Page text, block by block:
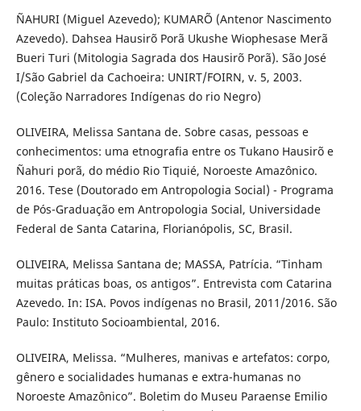
ÑAHURI (Miguel Azevedo); KUMARÕ (Antenor Nascimento
Azevedo). Dahsea Hausirõ Porã Ukushe Wiophesase Merã
Bueri Turi (Mitologia Sagrada dos Hausirõ Porã). São José
I/São Gabriel da Cachoeira: UNIRT/FOIRN, v. 5, 2003.
(Coleção Narradores Indígenas do rio Negro)
OLIVEIRA, Melissa Santana de. Sobre casas, pessoas e
conhecimentos: uma etnografia entre os Tukano Hausirõ e
Ñahuri porã, do médio Rio Tiquié, Noroeste Amazônico.
2016. Tese (Doutorado em Antropologia Social) - Programa
de Pós-Graduação em Antropologia Social, Universidade
Federal de Santa Catarina, Florianópolis, SC, Brasil.
OLIVEIRA, Melissa Santana de; MASSA, Patrícia. “Tinham
muitas práticas boas, os antigos”. Entrevista com Catarina
Azevedo. In: ISA. Povos indígenas no Brasil, 2011/2016. São
Paulo: Instituto Socioambiental, 2016.
OLIVEIRA, Melissa. “Mulheres, manivas e artefatos: corpo,
gênero e socialidades humanas e extra-humanas no
Noroeste Amazônico”. Boletim do Museu Paraense Emilio